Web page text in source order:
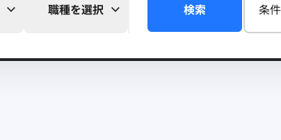
職種を選択 検索 条